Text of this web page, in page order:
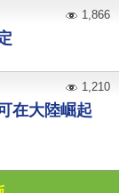
1,866
在大陸崛起
1,210